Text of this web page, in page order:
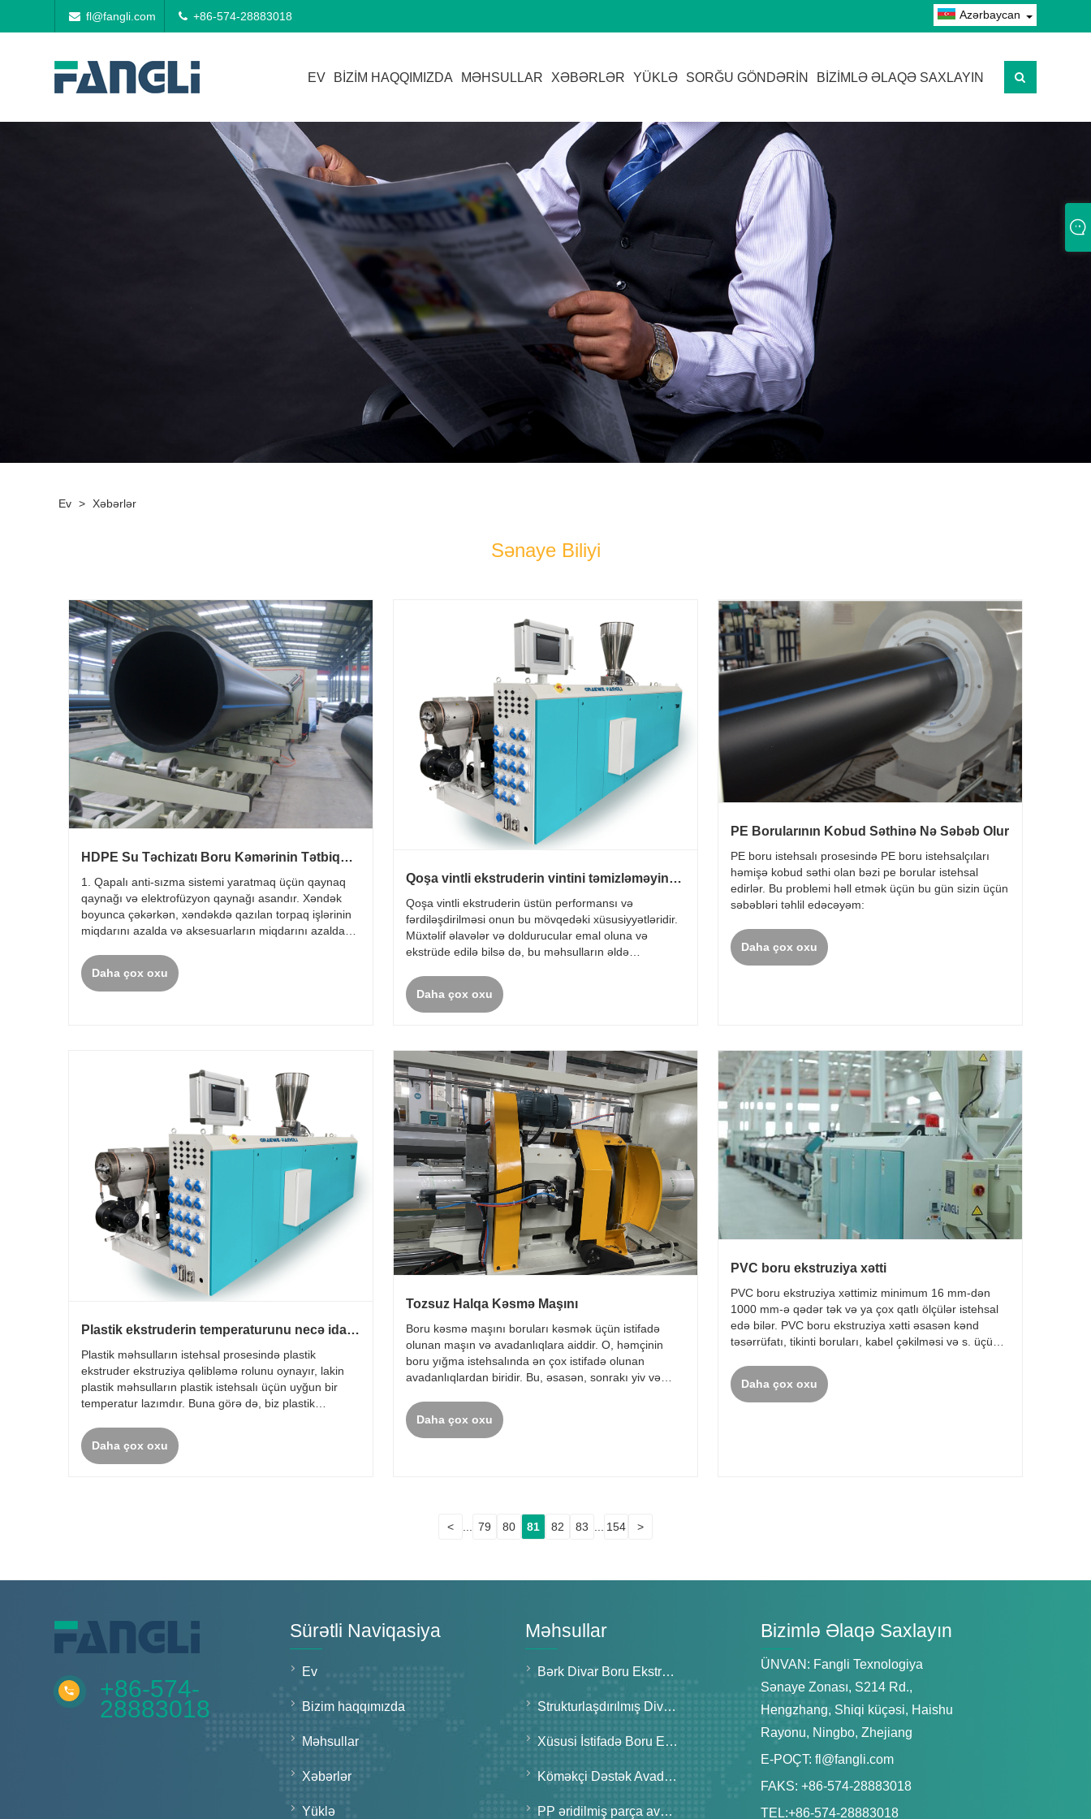
fl@fangli.com +86-574-28883018 Azərbaycan
EV BIZIM HAQQIMIZDA MƏHSULLAR XƏBƏRLƏR YÜKLƏ SORĞU GÖNDƏRIN BIZIMLƏ ƏLAQƏ SAXLAYIN
Ev > Xəbərlər
Sənaye Biliyi
HDPE Su Təchizatı Boru Kəmərinin Tətbiqdə
1. Qapalı anti-sızma sistemi yaratmaq üçün qaynaq
qaynağı və elektrofüzyon qaynağı asandır. Xəndək
boyunca çəkərkən, xəndəkdə qazılan torpaq işlərinin
miqdarını azalda və aksesuarların miqdarını azalda
Daha çox oxu
Qoşa vintli ekstruderin vintini təmizləməyin
Qoşa vintli ekstruderin üstün performansı və
fərdiləşdirilməsi onun bu mövqedəki xüsusiyyətləridir.
Müxtəlif əlavələr və doldurucular emal oluna və
ekstrüde edilə bilsə də, bu məhsulların əldə
barel boyunca bir çox hissədə aşağı axın və ya
təzyiqə......
Daha çox oxu
PE Borularının Kobud Səthinə Nə Səbəb Olur
PE boru istehsalı prosesində PE boru istehsalçıları
həmişə kobud səthi olan bəzi pe borular istehsal
edirlər. Bu problemi həll etmək üçün bu gün sizin üçün
səbəbləri təhlil edəcəyəm:
Daha çox oxu
Plastik ekstruderin temperaturunu necə idarə
Plastik məhsulların istehsal prosesində plastik
ekstruder ekstruziya qəlibləmə rolunu oynayır, lakin
plastik məhsulların plastik istehsalı üçün uyğun bir
temperatur lazımdır. Buna görə də, biz plastik
ekstruderin vintli barelini qızdırmalıyıq.
Daha çox oxu
Tozsuz Halqa Kəsmə Maşını
Boru kəsmə maşını boruları kəsmək üçün istifadə
olunan maşın və avadanlıqlara aiddir. O, həmçinin
boru yığma istehsalında ən çox istifadə olunan
avadanlıqlardan biridir. Bu, əsasən, sonrakı yiv və
növ avadanlıqdır.
Daha çox oxu
PVC boru ekstruziya xətti
PVC boru ekstruziya xəttimiz minimum 16 mm-dən
1000 mm-ə qədər tək və ya çox qatlı ölçülər istehsal
edə bilər. PVC boru ekstruziya xətti əsasən kənd
təsərrüfatı, tikinti boruları, kabel çəkilməsi və s. üçün
ekstruderi və daşıma qurğusu idxal e......
Daha çox oxu
< 79 80 81 82 83 154 >
+86-574-
28883018
Sürətli Naviqasiya
Ev
Bizim haqqımızda
Məhsullar
Xəbərlər
Yüklə
Məhsullar
Bərk Divar Boru Ekstruziya Xətti
Strukturlaşdırılmış Divar Boru Ekstruziya Xətti
Xüsusi İstifadə Boru Ekstruziya Xətti
Köməkçi Dəstək Avadanlıqları
PP əridilmiş parça avadanlığı
Bizimlə Əlaqə Saxlayın
ÜNVAN: Fangli Texnologiya
Sənaye Zonası, S214 Rd.,
Hengzhang, Shiqi küçəsi, Haishu
Rayonu, Ningbo, Zhejiang
E-POÇT: fl@fangli.com
FAKS: +86-574-28883018
TEL:+86-574-28883018